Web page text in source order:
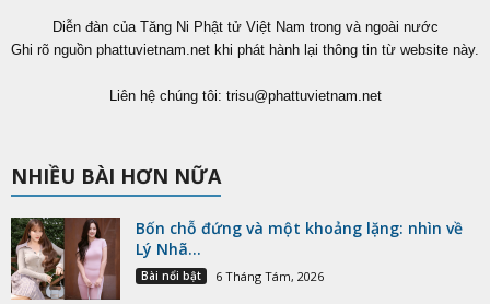
Diễn đàn của Tăng Ni Phật tử Việt Nam trong và ngoài nước
Ghi rõ nguồn phattuvietnam.net khi phát hành lại thông tin từ website này.
Liên hệ chúng tôi: trisu@phattuvietnam.net
NHIỀU BÀI HƠN NỮA
Bốn chỗ đứng và một khoảng lặng: nhìn về
Lý Nhã...
Bài nổi bật 6 Tháng Tám, 2026